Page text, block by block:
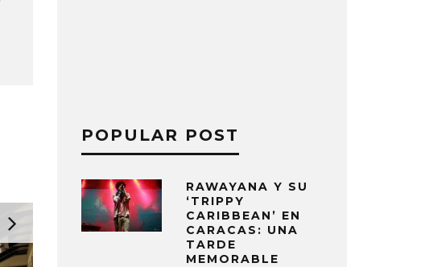
POPULAR POST
RAWAYANA Y SU
‘TRIPPY
CARIBBEAN’ EN
CARACAS: UNA
TARDE
MEMORABLE